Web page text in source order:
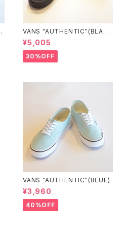
VANS "AUTHENTIC"(BLAC
K/BLACK)
¥5,005
30%OFF
VANS "AUTHENTIC"(BLUE)
¥3,960
40%OFF